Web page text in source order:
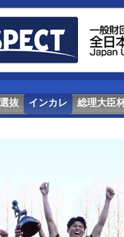
抜 インカレ 総理大臣